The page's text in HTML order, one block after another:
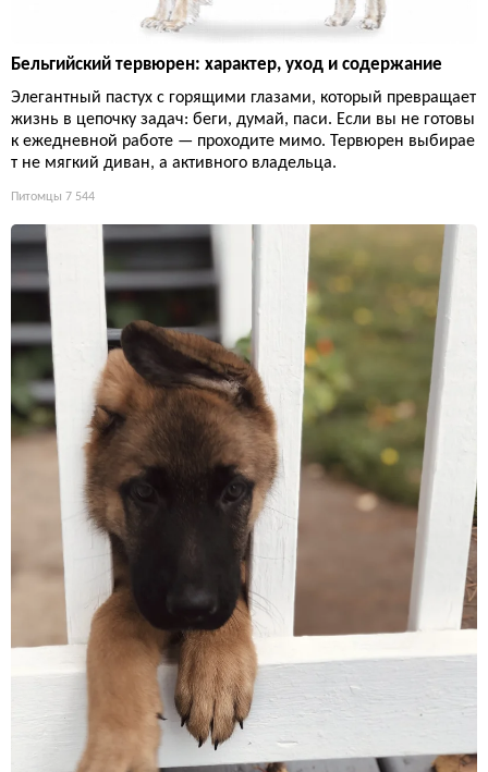
Бельгийский тервюрен: характер, уход и содержание
Элегантный пастух с горящими глазами, который превращает
жизнь в цепочку задач: беги, думай, паси. Если вы не готовы
к ежедневной работе — проходите мимо. Тервюрен выбирае
т не мягкий диван, а активного владельца.
Питомцы 7 544